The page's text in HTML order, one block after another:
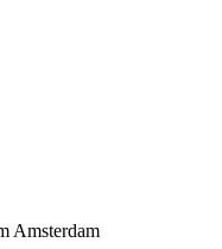
Amsterdam